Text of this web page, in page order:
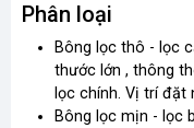
Phân loại
Bông lọc thô - lọc
thước lớn , thông
lọc chính. Vị trí đặt
Bông lọc mịn - lọc